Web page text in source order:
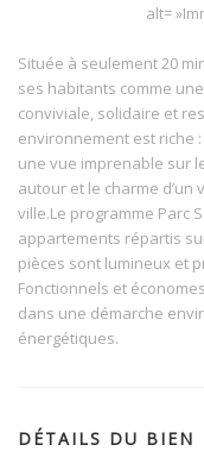
alt=
Située à seulement 20
ses habitants comme
conviviale, solidaire et
environnement est riche
une vue imprenable sur
autour et le charme d’un
ville.Le programme Parc
appartements répartis
pièces sont lumineux et
Fonctionnels et
dans une démarche
énergétiques.
DÉTAILS DU BIEN